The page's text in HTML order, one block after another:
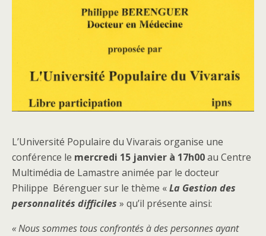
L’Université Populaire du Vivarais organise une
conférence le mercredi 15 janvier à 17h00au Centre
Multimédia de Lamastre animée par le docteur
Philippe Bérenguer sur le thème «La Gestion des
personnalités difficiles » qu’il présente ainsi:
« Nous sommes tous confrontés à des personnes ayant